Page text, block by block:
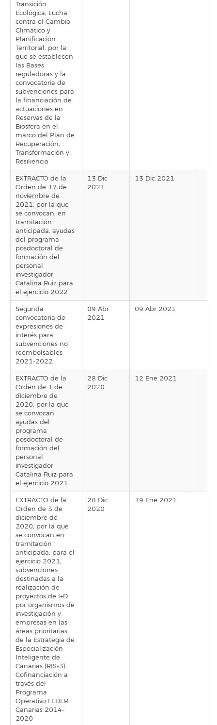
Transición
Ecológica, Lucha
contra el Cambio
Climático y
Planificación
Territorial, por la
que se establecen
las Bases
reguladoras y la
convocatoria de
subvenciones para
la financiación de
actuaciones en
Reservas de la
Biosfera en el
marco del Plan de
Recuperación,
Transformación y
Resiliencia
EXTRACTO de la
Orden de 17 de
noviembre de
2021, por la que
se convocan, en
tramitación
anticipada, ayudas
del programa
posdoctoral de
formación del
personal
investigador
Catalina Ruiz para
el ejercicio 2022
13 Dic
2021
13 Dic 2021
Segunda
convocatoria de
expresiones de
interés para
subvenciones no
reembolsables
2021-2022
09 Abr
2021
09 Abr 2021
EXTRACTO de la
Orden de 1 de
diciembre de
2020, por la que
se convocan
ayudas del
programa
posdoctoral de
formación del
personal
investigador
Catalina Ruiz para
el ejercicio 2021
28 Dic
2020
12 Ene 2021
EXTRACTO de la
Orden de 3 de
diciembre de
2020, por la que
se convocan en
tramitación
anticipada, para el
ejercicio 2021,
subvenciones
destinadas a la
realización de
proyectos de I+D
por organismos de
investigación y
empresas en las
áreas prioritarias
de la Estrategia de
Especialización
Inteligente de
Canarias (RIS-3).
Cofinanciación a
través del
Programa
Operativo FEDER
Canarias 2014-
2020
28 Dic
2020
19 Ene 2021